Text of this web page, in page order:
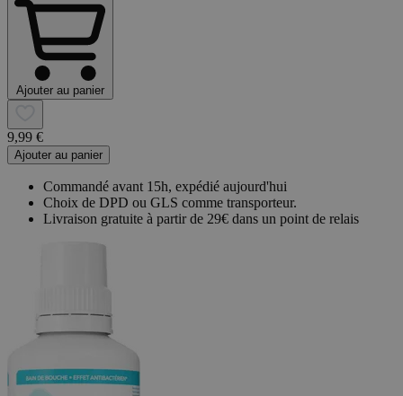
Ajouter au panier
9,99 €
Ajouter au panier
Commandé avant 15h, expédié aujourd'hui
Choix de DPD ou GLS comme transporteur.
Livraison gratuite à partir de 29€ dans un point de relais